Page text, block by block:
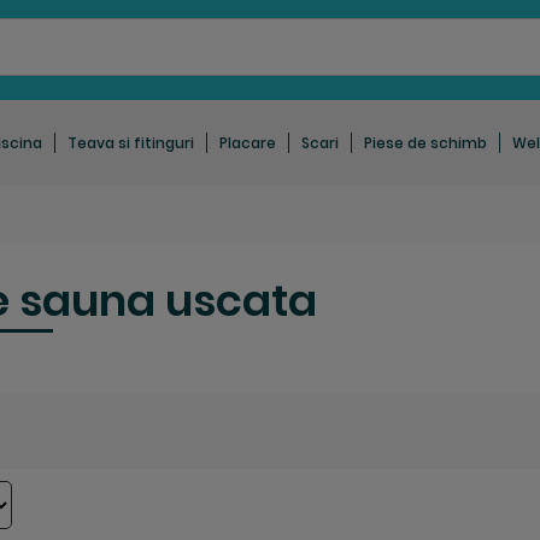
Teava si fitinguri Placare Scari Piese de schimb
sauna uscata